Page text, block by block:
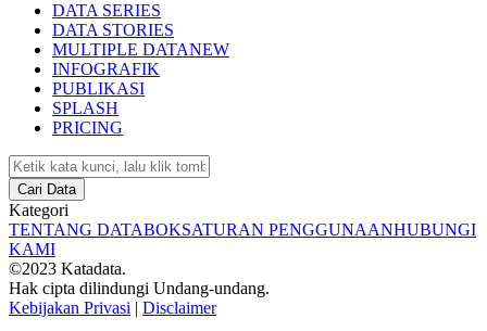
DATA SERIES
DATA STORIES
MULTIPLE DATANEW
INFOGRAFIK
PUBLIKASI
SPLASH
PRICING
Cari Data
Kategori
TENTANG DATABOKSATURAN PENGGUNAANHUBUNGI
KAMI
©2023 Katadata.
Hak cipta dilindungi Undang-undang.
Kebijakan Privasi | Disclaimer